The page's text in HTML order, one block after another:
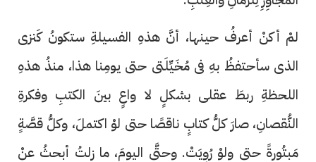
لمْ أكنْ أعرفُ حينها، أنَّ هذهِ الفسيلةِ ستكونُ كَنزى
الذى سأحتفظُ بهِ فى مُخَيِّلَتى حتى يومِنا هذا، منذُ هذهِ
اللحظةِ ربطَ عقلى بشكلٍ لا واعٍ بينَ الكتبِ وفكرةِ
النُّقصانِ، صارَ كلُّ كتابٍ ناقصًا حتى لوْ اكتملَ، وكلُّ قصَّةٍ
مَبتُورةً حتى ولوْ رُوِيَتْ. وحتَّى اليومَ، ما زلتُ أبحثُ عنْ